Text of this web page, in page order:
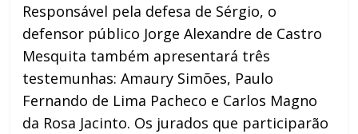
Responsável pela defesa de Sérgio, o
defensor público Jorge Alexandre de Castro
Mesquita também apresentará três
testemunhas: Amaury Simões, Paulo
Fernando de Lima Pacheco e Carlos Magno
da Rosa Jacinto. Os jurados que participarão